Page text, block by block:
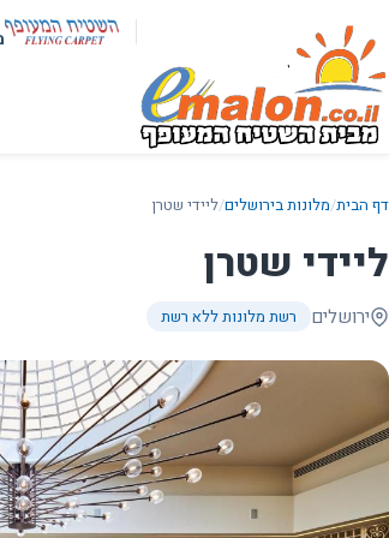
דף הבית/מלונות בירושלים/ליידי שטרן
ליידי שטרן
ירושלים רשת מלונות ללא רשת